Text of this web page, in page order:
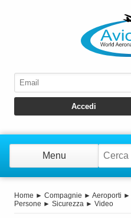
Menu
Home ► Compagnie ► Aeroporti ►
Persone ► Sicurezza ► Video